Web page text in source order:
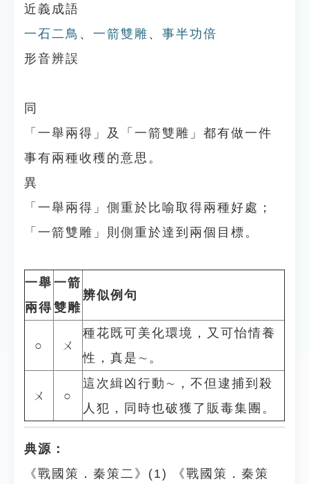
近義成語
一石二鳥 、 一箭雙雕 、 事半功倍
形音辨誤
同
「一舉兩得」及「一箭雙雕」都有做一件
事有兩種收穫的意思。
異
「一舉兩得」側重於比喻取得兩種好處；
「一箭雙雕」則側重於達到兩個目標。
一舉
兩得
一箭
雙雕
辨似例句
○ ㄨ
種花既可美化環境，又可怡情養
性，真是∼。
ㄨ ○
這次緝凶行動∼，不但逮捕到殺
人犯，同時也破獲了販毒集團。
典源：
《戰國策．秦策二》(1) 《戰國策．秦策